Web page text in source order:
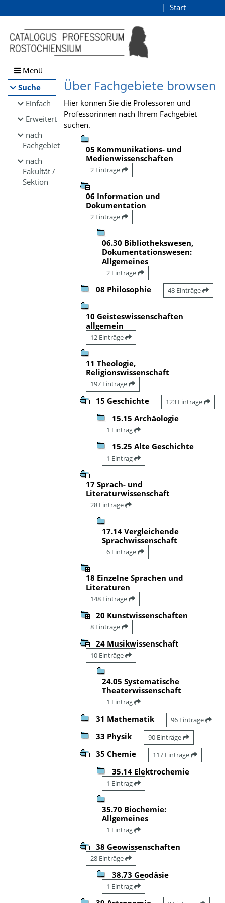
Browsen
direkt zum Inhalt
Start
Menü
Suche
Einfach
Erweitert
nach
Fachgebiet
nach
Fakultät /
Sektion
Über Fachgebiete browsen
Hier können Sie die Professoren und
Professorinnen nach Ihrem Fachgebiet
suchen.
05 Kommunikations- und
Medienwissenschaften
2 Einträge
06 Information und
Dokumentation
2 Einträge
06.30 Bibliothekswesen,
Dokumentationswesen:
Allgemeines
2 Einträge
08 Philosophie 48 Einträge
10 Geisteswissenschaften
allgemein
12 Einträge
11 Theologie,
Religionswissenschaft
197 Einträge
15 Geschichte 123 Einträge
15.15 Archäologie
1 Eintrag
15.25 Alte Geschichte
1 Eintrag
17 Sprach- und
Literaturwissenschaft
28 Einträge
17.14 Vergleichende
Sprachwissenschaft
6 Einträge
18 Einzelne Sprachen und
Literaturen
148 Einträge
20 Kunstwissenschaften
8 Einträge
24 Musikwissenschaft
10 Einträge
24.05 Systematische
Theaterwissenschaft
1 Eintrag
31 Mathematik 96 Einträge
33 Physik 90 Einträge
35 Chemie 117 Einträge
35.14 Elektrochemie
1 Eintrag
35.70 Biochemie:
Allgemeines
1 Eintrag
38 Geowissenschaften
28 Einträge
38.73 Geodäsie
1 Eintrag